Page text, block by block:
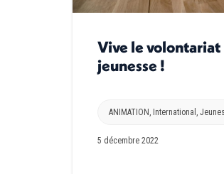
Vive le volontariat
jeunesse !
ANIMATION , International ,
5 décembre 2022